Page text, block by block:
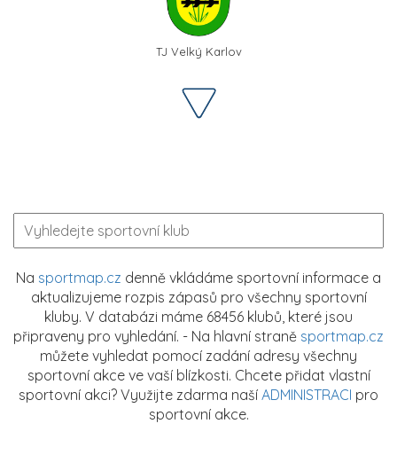
TJ Velký Karlov
Na sportmap.cz denně vkládáme sportovní informace a
aktualizujeme rozpis zápasů pro všechny sportovní
kluby. V databázi máme 68456 klubů, které jsou
připraveny pro vyhledání. - Na hlavní straně sportmap.cz
můžete vyhledat pomocí zadání adresy všechny
sportovní akce ve vaší blízkosti. Chcete přidat vlastní
sportovní akci? Využijte zdarma naší ADMINISTRACI pro
sportovní akce.